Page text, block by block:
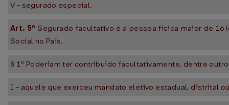
V - segurado especial.
Art. 5º Segurado facultativo é a pessoa física maior de
Social no País.
§ 1º Poderiam ter contribuído facultativamente, dentre
I - aquele que exerceu mandato eletivo estadual, distrital